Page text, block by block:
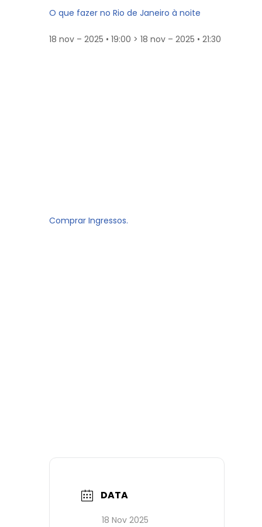
O que fazer no Rio de Janeiro à noite
18 nov – 2025 • 19:00 > 18 nov – 2025 • 21:30
Comprar Ingressos.
DATA
18 Nov 2025